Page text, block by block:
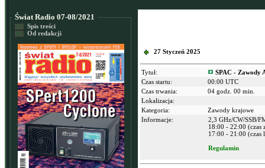
Świat Radio 07-08/2021
Spis treści
Od redakcji
27 Styczeń 2025
Tytuł:
SPAC - Zawody
Czas startu:
00:00 UTC
Czas trwania:
04 godz. 00 min.
Lokalizacja:
Kategoria:
Zawody krajowe
Informacje:
2,3 GHz/CW/SSB/
18:00 - 22:00 (czas
17:00 - 21:00 (czas
Regulamin